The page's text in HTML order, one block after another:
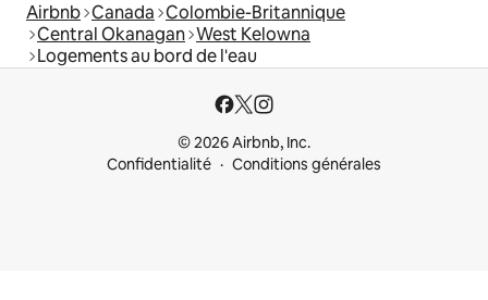
Airbnb Canada Colombie-Britannique
Central Okanagan West Kelowna
Logements au bord de l'eau
© 2026 Airbnb, Inc.
Confidentialité
Conditions générales